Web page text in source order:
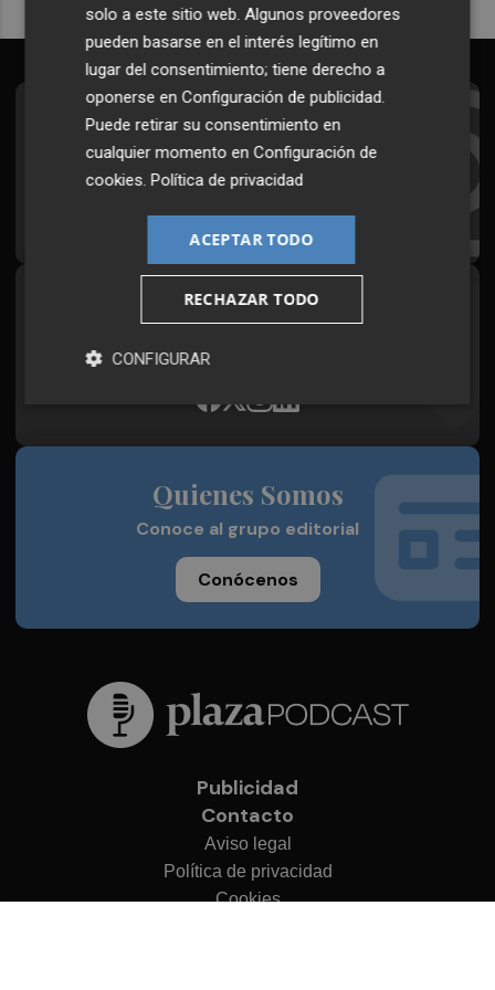
Suscríbete al Boletín
Todos los días a primera hora en tu email
¡Quiero suscribirme!
Síguenos en redes
Plaza Podcast, desde cualquier medio
Quienes Somos
Conoce al grupo editorial
Conócenos
Publicidad
Contacto
Aviso legal
Política de privacidad
Cookies
solo a este sitio web. Algunos proveedores
pueden basarse en el interés legítimo en
lugar del consentimiento; tiene derecho a
oponerse enConfiguración de publicidad.
Puede retirar su consentimiento en
cualquier momento enConfiguración de
cookies.Política de privacidad
ACEPTAR TODO
RECHAZAR TODO
CONFIGURAR